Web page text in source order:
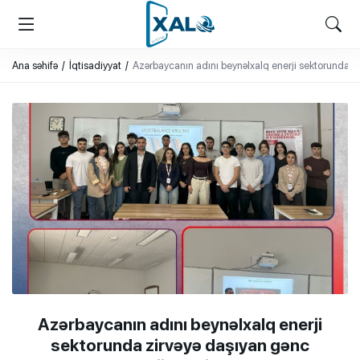
XALQ.ONLINE
ONLAYN PLATFORMA
Ana səhifə İqtisadiyyat Azərbaycanın adını beynəlxalq enerji sektorunda
Azərbaycanın adını beynəlxalq enerji
sektorunda zirvəyə daşıyan gənc